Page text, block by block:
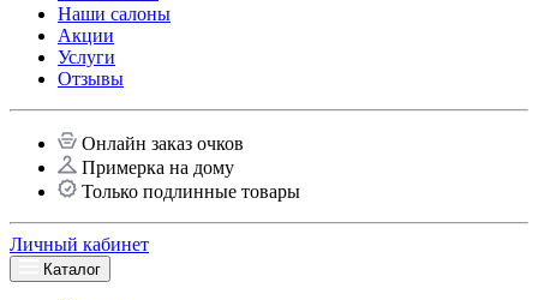
Наши салоны
Акции
Услуги
Отзывы
Онлайн заказ очков
Примерка на дому
Только подлинные товары
Личный кабинет
Каталог